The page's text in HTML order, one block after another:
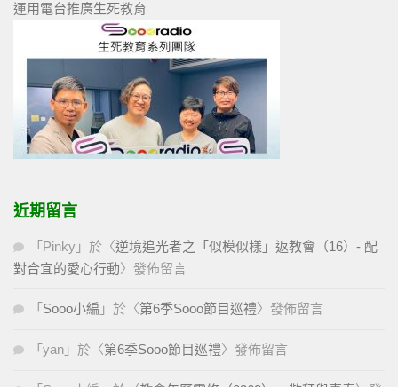
運用電台推廣生死教育
近期留言
「 Pinky 」於〈逆境追光者之「似模似樣」返教會（16）- 配
對合宜的愛心行動〉發佈留言
「 Sooo小編 」於〈第6季Sooo節目巡禮〉發佈留言
「 yan 」於〈第6季Sooo節目巡禮〉發佈留言